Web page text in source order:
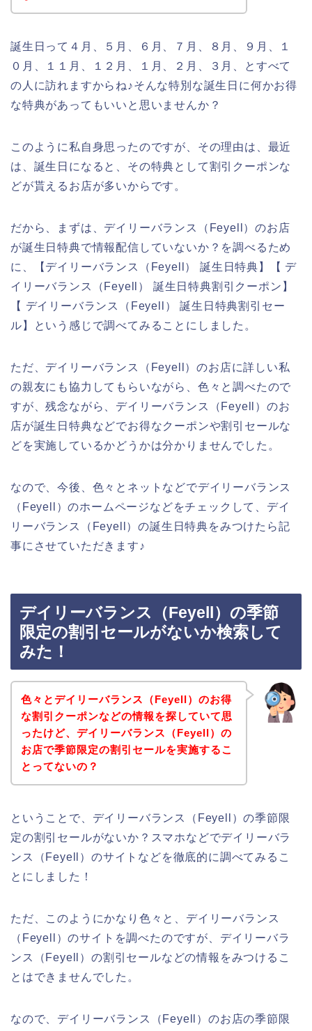
誕生日って４月、５月、６月、７月、８月、９月、１
０月、１１月、１２月、１月、２月、３月、とすべて
の人に訪れますからね♪そんな特別な誕生日に何かお得
な特典があってもいいと思いませんか？
このように私自身思ったのですが、その理由は、最近
は、誕生日になると、その特典として割引クーポンな
どが貰えるお店が多いからです。
だから、まずは、デイリーバランス（Feyell）のお店
が誕生日特典で情報配信していないか？を調べるため
に、【デイリーバランス（Feyell） 誕生日特典】【 デ
イリーバランス（Feyell） 誕生日特典割引クーポン】
【 デイリーバランス（Feyell） 誕生日特典割引セー
ル】という感じで調べてみることにしました。
ただ、デイリーバランス（Feyell）のお店に詳しい私
の親友にも協力してもらいながら、色々と調べたので
すが、残念ながら、デイリーバランス（Feyell）のお
店が誕生日特典などでお得なクーポンや割引セールな
どを実施しているかどうかは分かりませんでした。
なので、今後、色々とネットなどでデイリーバランス
（Feyell）のホームページなどをチェックして、デイ
リーバランス（Feyell）の誕生日特典をみつけたら記
事にさせていただきます♪
デイリーバランス（Feyell）の季節
限定の割引セールがないか検索して
みた！
色々とデイリーバランス（Feyell）のお得
な割引クーポンなどの情報を探していて思
ったけど、デイリーバランス（Feyell）の
お店で季節限定の割引セールを実施するこ
とってないの？
ということで、デイリーバランス（Feyell）の季節限
定の割引セールがないか？スマホなどでデイリーバラ
ンス（Feyell）のサイトなどを徹底的に調べてみるこ
とにしました！
ただ、このようにかなり色々と、デイリーバランス
（Feyell）のサイトを調べたのですが、デイリーバラ
ンス（Feyell）の割引セールなどの情報をみつけるこ
とはできませんでした。
なので、デイリーバランス（Feyell）のお店の季節限